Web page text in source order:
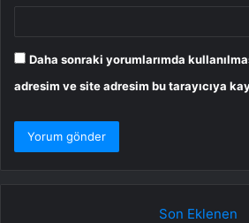
Daha sonraki yorumlarımda
adresim ve site adresim bu tarayıcıya
Son Eklenen